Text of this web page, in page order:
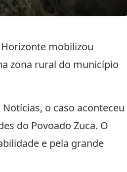
mobilizou
zona rural do município
o caso aconteceu
do Povoado Zuca. O
e pela grande